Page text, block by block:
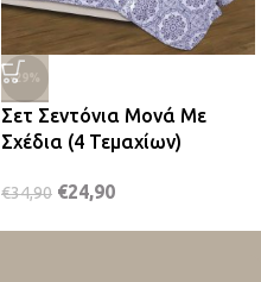
-29%
Σετ Σεντόνια Μονά Με
Σχέδια (4 Τεμαχίων)
€34,90 €24,90